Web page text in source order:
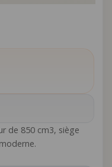
de 850 cm3, siège